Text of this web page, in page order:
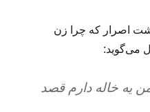
اصرار که چرا زن
می‌گوید:
یه خاله دارم قصد